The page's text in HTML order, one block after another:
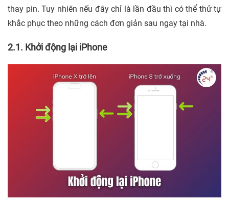
thay pin. Tuy nhiên nếu đây chỉ là lần đầu thì có thể thử tự
khắc phục theo những cách đơn giản sau ngay tại nhà.
2.1. Khởi động lại iPhone